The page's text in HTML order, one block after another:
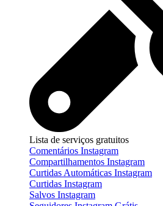
Lista de serviços gratuitos
Comentários Instagram
Compartilhamentos Instagram
Curtidas Automáticas Instagram
Curtidas Instagram
Salvos Instagram